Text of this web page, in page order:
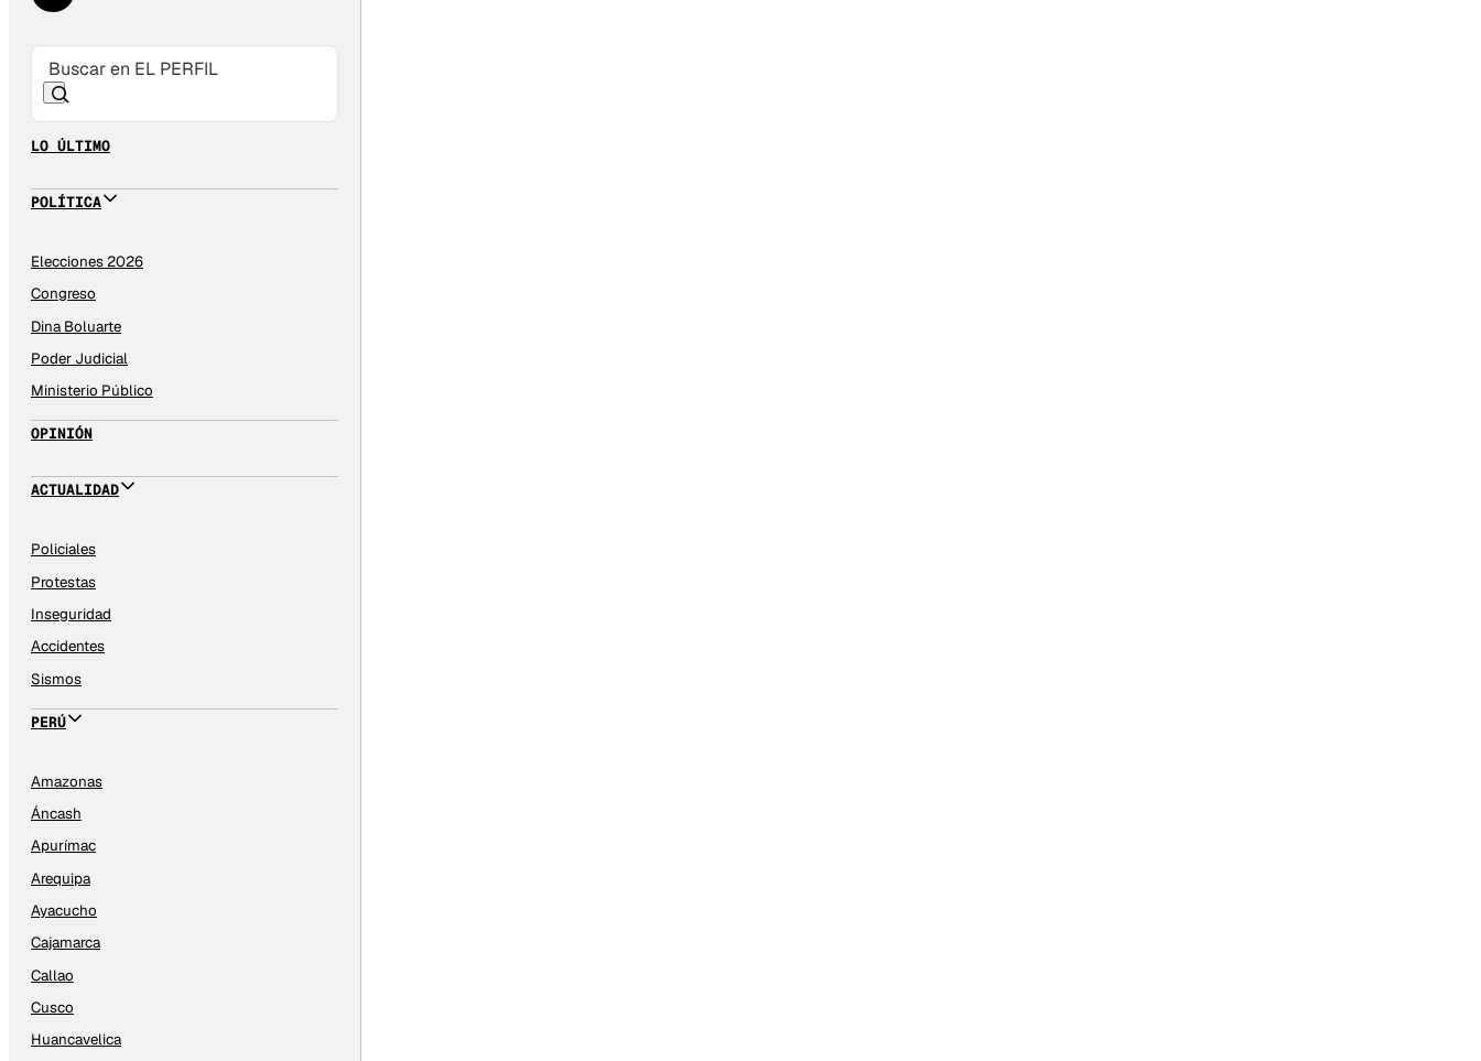
LO ÚLTIMO
POLÍTICA
Elecciones 2026
Congreso
Dina Boluarte
Poder Judicial
Ministerio Público
OPINIÓN
ACTUALIDAD
Policiales
Protestas
Inseguridad
Accidentes
Sismos
PERÚ
Amazonas
Áncash
Apurímac
Arequipa
Ayacucho
Cajamarca
Callao
Cusco
Huancavelica